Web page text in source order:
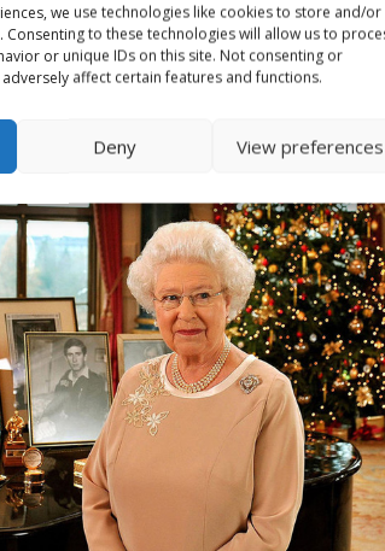
we use technologies like cookies to store and/or
Consenting to these technologies will allow us to
or unique IDs on this site. Not consenting or
affect certain features and functions.
Deny View preferences